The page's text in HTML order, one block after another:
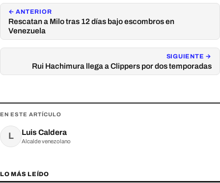
← ANTERIOR
Rescatan a Milo tras 12 días bajo escombros en
Venezuela
SIGUIENTE →
Rui Hachimura llega a Clippers por dos temporadas
EN ESTE ARTÍCULO
L Luis Caldera
Alcalde venezolano
LO MÁS LEÍDO